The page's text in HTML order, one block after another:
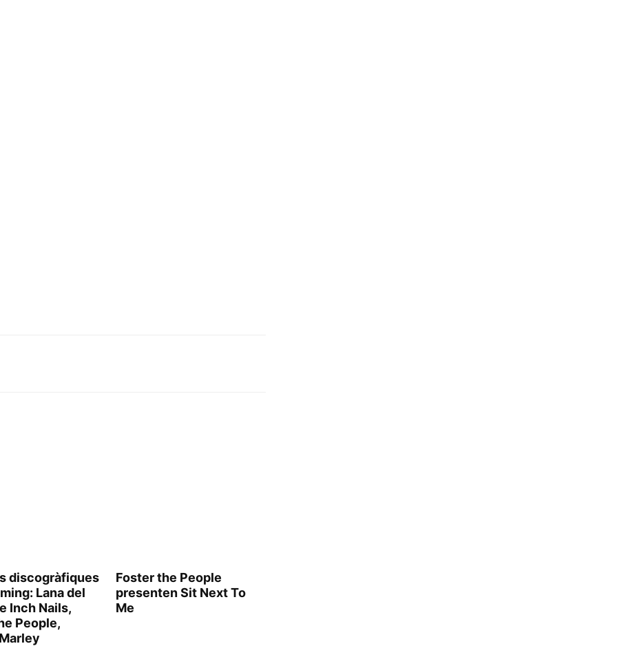
discogràfiques
Lana del
Inch Nails,
People,
Foster the People
presenten Sit Next To
Me